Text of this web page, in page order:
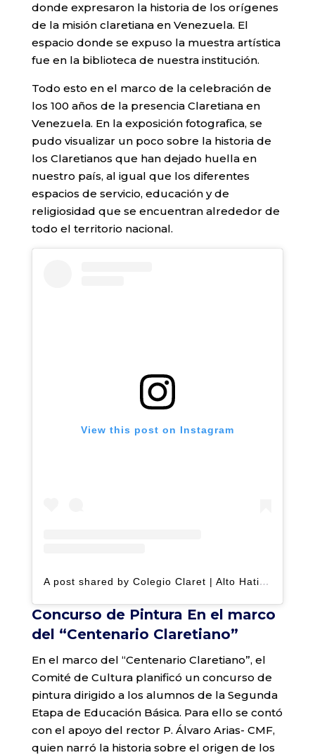
donde expresaron la historia de los orígenes
de la misión claretiana en Venezuela. El
espacio donde se expuso la muestra artística
fue en la biblioteca de nuestra institución.
Todo esto en el marco de la celebración de
los 100 años de la presencia Claretiana en
Venezuela. En la exposición fotografica, se
pudo visualizar un poco sobre la historia de
los Claretianos que han dejado huella en
nuestro país, al igual que los diferentes
espacios de servicio, educación y de
religiosidad que se encuentran alrededor de
todo el territorio nacional.
View this post on Instagram
A post shared by Colegio Claret | Alto Hatillo (@clarethatillo)
Concurso de Pintura En el marco
del “Centenario Claretiano”
En el marco del “Centenario Claretiano”, el
Comité de Cultura planificó un concurso de
pintura dirigido a los alumnos de la Segunda
Etapa de Educación Básica. Para ello se contó
con el apoyo del rector P. Álvaro Arias- CMF,
quien narró la historia sobre el origen de los